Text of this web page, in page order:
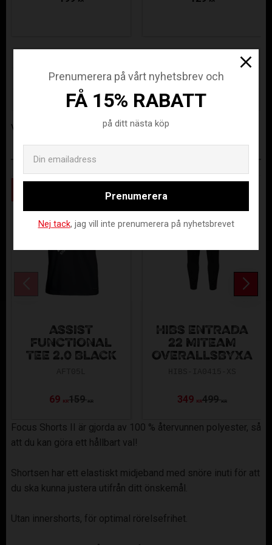
Beställningsvara
STA-420004-8000-116
Stanno Sverige AB
Visa alla produkter från Stanno Sverige AB
ANDRA KÖPTE ÄVEN
ASSIST
FUNCTIONAL
TEE 2.0 BLACK
69 KR159 KR
30%
HIBS ENTRADA
22 MITEAM
OVERALLSBYXA
349 KR499 KR
30%
Focus Shorts II är gjorda av 100 % återvunnen polyester, så
att du kan göra ett hållbart val!
Shortsen har ett elastiskt midjeband med snöre inuti för att
du ska kunna justera utifrån ditt önskemål.
Utan innershorts, för optimal rörelsefrihet.
Prenumerera på vårt nyhetsbrev och
FÅ 15% RABATT
på ditt nästa köp
Prenumerera
Nej tack, jag vill inte prenumerera på nyhetsbrevet